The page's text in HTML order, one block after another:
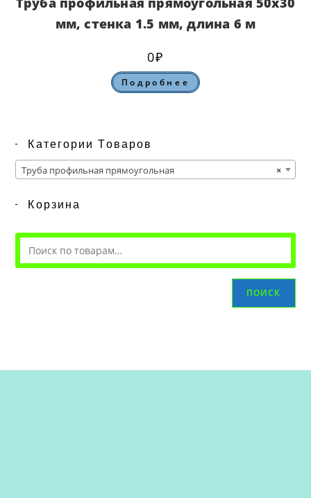
мм, стенка 1.5 мм, длина 6 м
0₽
Подробнее
Категории Товаров
×
Труба профильная прямоугольная
Корзина
ПОИСК